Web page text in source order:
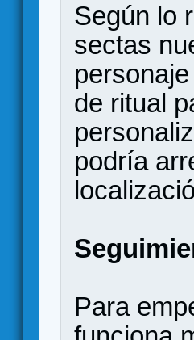
Según lo
sectas
de ritual
podría
Para